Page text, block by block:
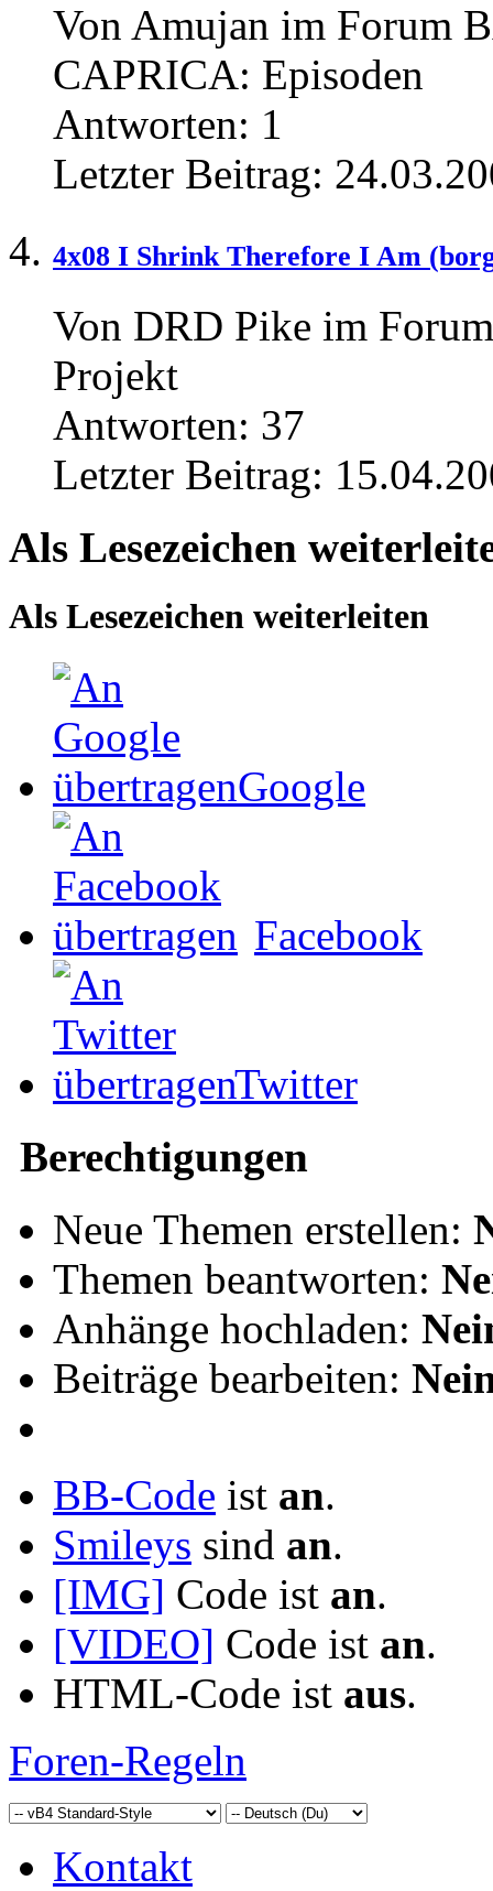
Von Amujan im Forum
CAPRICA: Episoden
Antworten: 1
Letzter Beitrag:
4x08 I Shrink Therefore I Am
Von DRD Pike im
Projekt
Antworten: 37
Letzter Beitrag:
Als Lesezeichen
Als Lesezeichen weiterleiten
Google
Facebook
Twitter
Berechtigungen
Neue Themen erstellen:
Themen beantworten:
Anhänge hochladen:
Beiträge bearbeiten:
BB-Code ist an.
Smileys sind an.
[IMG] Code ist an.
[VIDEO] Code ist an.
HTML-Code ist aus.
Foren-Regeln
Kontakt